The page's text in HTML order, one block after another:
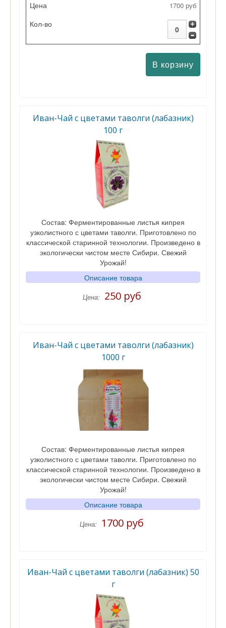
1700 руб
Иван-Чай с цветами таволги (лабазник)
100 г
Состав: Ферментированные листья кипрея
узколистного с цветами таволги. Приготовлено по
классической старинной технологии. Произведено в
экологически чистом месте Сибири. Свежий
Урожай!
Описание товара
Цена: 250 руб
Иван-Чай с цветами таволги (лабазник)
1000 г
Состав: Ферментированные листья кипрея
узколистного с цветами таволги. Приготовлено по
классической старинной технологии. Произведено в
экологически чистом месте Сибири. Свежий
Урожай!
Описание товара
Цена: 1700 руб
Иван-Чай с цветами таволги (лабазник) 50
г